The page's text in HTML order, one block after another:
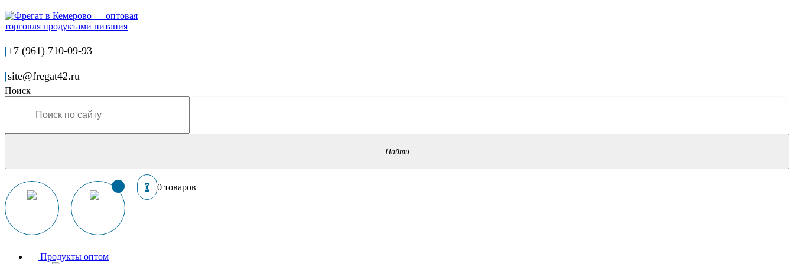
+7 (961) 710-09-93
site@fregat42.ru
Поиск
0 0 товаров
Продукты оптом